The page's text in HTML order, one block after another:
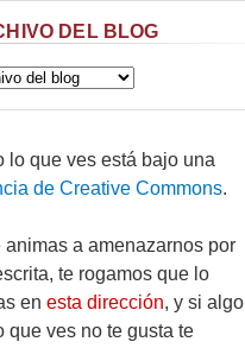
DEL BLOG
lo que ves está bajo una
de Creative Commons.
animas a amenazarnos por
te rogamos que lo
en esta dirección, y si algo
que ves no te gusta te